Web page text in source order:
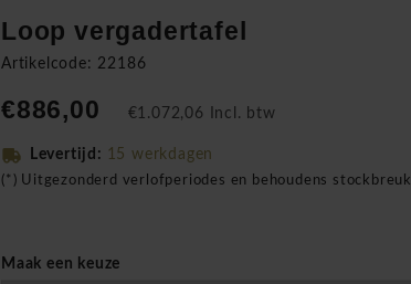
Loop vergadertafel
Artikelcode: 22186
€886,00 €1.072,06 Incl. btw
Levertijd: 15 werkdagen
(*) Uitgezonderd verlofperiodes en behoudens stockbreuk
Maak een keuze